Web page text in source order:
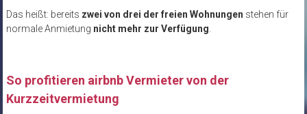
Das heißt: bereits zwei von drei der freien Wohnungen stehen für
normale Anmietung nicht mehr zur Verfügung
So profitieren airbnb Vermieter von der
Kurzzeitvermietung